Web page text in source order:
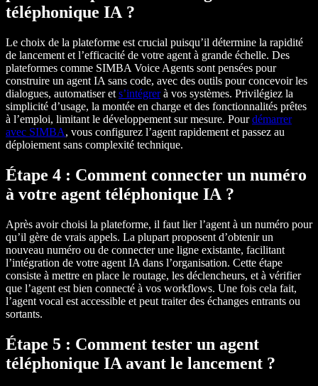
téléphonique IA ?
Le choix de la plateforme est crucial puisqu’il détermine la rapidité
de lancement et l’efficacité de votre agent à grande échelle. Des
plateformes comme SIMBA Voice Agents sont pensées pour
construire un agent IA sans code, avec des outils pour concevoir les
dialogues, automatiser et s’intégrerà vos systèmes. Privilégiez la
simplicité d’usage, la montée en charge et des fonctionnalités prêtes
à l’emploi, limitant le développement sur mesure. Pourdémarrer
avec SIMBA, vous configurez l’agent rapidement et passez au
déploiement sans complexité technique.
Étape 4 : Comment connecter un numéro
à votre agent téléphonique IA ?
Après avoir choisi la plateforme, il faut lier l’agent à un numéro pour
qu’il gère de vrais appels. La plupart proposent d’obtenir un
nouveau numéro ou de connecter une ligne existante, facilitant
l’intégration de votre agent IA dans l’organisation. Cette étape
consiste à mettre en place le routage, les déclencheurs, et à vérifier
que l’agent est bien connecté à vos workflows. Une fois cela fait,
l’agent vocal est accessible et peut traiter des échanges entrants ou
sortants.
Étape 5 : Comment tester un agent
téléphonique IA avant le lancement ?